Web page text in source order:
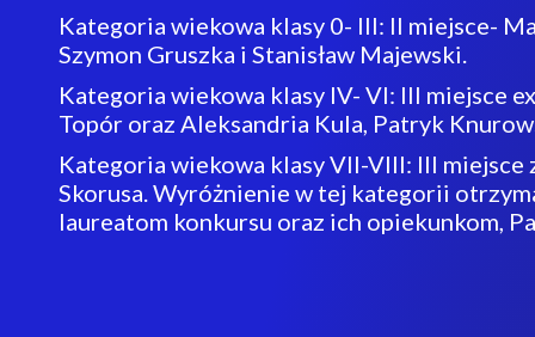
Kategoria wiekowa klasy 0- III: II miejsce-
Szymon Gruszka i Stanisław Majewski.
Kategoria wiekowa klasy IV- VI: III miejsce
Topór oraz Aleksandria Kula, Patryk
Kategoria wiekowa klasy VII-VIII: III miejsce
Skorusa. Wyróżnienie w tej kategorii
laureatom konkursu oraz ich opiekunkom,